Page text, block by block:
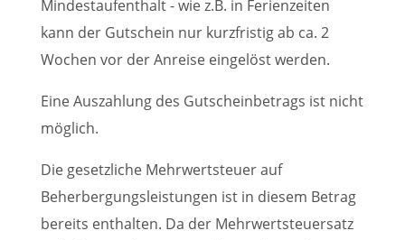
Mindestaufenthalt - wie z.B. in Ferienzeiten
kann der Gutschein nur kurzfristig ab ca. 2
Wochen vor der Anreise eingelöst werden.
Eine Auszahlung des Gutscheinbetrags ist nicht
möglich.
Die gesetzliche Mehrwertsteuer auf
Beherbergungsleistungen ist in diesem Betrag
bereits enthalten. Da der Mehrwertsteuersatz